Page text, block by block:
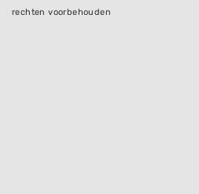
rechten voorbehouden